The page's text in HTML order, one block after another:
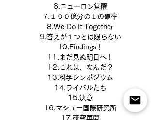
6.ニューロン覚醒
7.１００億分の１の確率
8.We Do It Together
9.答えが１つとは限らない
10.Findings ！
11.まだ見ぬ明日へ！
12.これは、なんだ？
13.科学シンポジウム
14.ライバルたち
15.決意
16.マシュー国際研究所
17.研究再開